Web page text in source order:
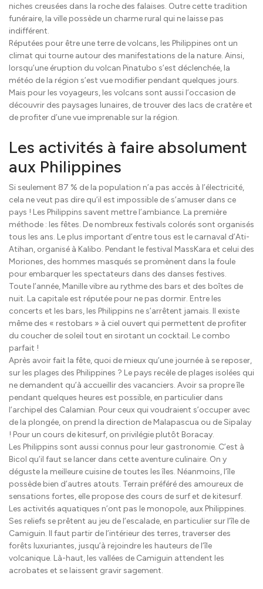
niches creusées dans la roche des falaises. Outre cette tradition
funéraire, la ville possède un charme rural qui ne laisse pas
indifférent.
Réputées pour être une terre de volcans, les Philippines ont un
climat qui tourne autour des manifestations de la nature. Ainsi,
lorsqu’une éruption du volcan Pinatubo s’est déclenchée, la
météo de la région s’est vue modifier pendant quelques jours.
Mais pour les voyageurs, les volcans sont aussi l’occasion de
découvrir des paysages lunaires, de trouver des lacs de cratère et
de profiter d’une vue imprenable sur la région.
Les activités à faire absolument
aux Philippines
Si seulement 87 % de la population n’a pas accès à l’électricité,
cela ne veut pas dire qu’il est impossible de s’amuser dans ce
pays ! Les Philippins savent mettre l’ambiance. La première
méthode : les fêtes. De nombreux festivals colorés sont organisés
tous les ans. Le plus important d’entre tous est le carnaval d’Ati-
Atihan, organisé à Kalibo. Pendant le festival MassKara et celui des
Moriones, des hommes masqués se promènent dans la foule
pour embarquer les spectateurs dans des danses festives.
Toute l’année, Manille vibre au rythme des bars et des boîtes de
nuit. La capitale est réputée pour ne pas dormir. Entre les
concerts et les bars, les Philippins ne s’arrêtent jamais. Il existe
même des « restobars » à ciel ouvert qui permettent de profiter
du coucher de soleil tout en sirotant un cocktail. Le combo
parfait !
Après avoir fait la fête, quoi de mieux qu’une journée à se reposer,
sur les plages des Philippines ? Le pays recèle de plages isolées qui
ne demandent qu’à accueillir des vacanciers. Avoir sa propre île
pendant quelques heures est possible, en particulier dans
l’archipel des Calamian. Pour ceux qui voudraient s’occuper avec
de la plongée, on prend la direction de Malapascua ou de Sipalay
! Pour un cours de kitesurf, on privilégie plutôt Boracay.
Les Philippins sont aussi connus pour leur gastronomie. C’est à
Bicol qu’il faut se lancer dans cette aventure culinaire. On y
déguste la meilleure cuisine de toutes les îles. Néanmoins, l’île
possède bien d’autres atouts. Terrain préféré des amoureux de
sensations fortes, elle propose des cours de surf et de kitesurf.
Les activités aquatiques n’ont pas le monopole, aux Philippines.
Ses reliefs se prêtent au jeu de l’escalade, en particulier sur l’île de
Camiguin. Il faut partir de l’intérieur des terres, traverser des
forêts luxuriantes, jusqu’à rejoindre les hauteurs de l’île
volcanique. Là-haut, les vallées de Camiguin attendent les
acrobates et se laissent gravir sagement.